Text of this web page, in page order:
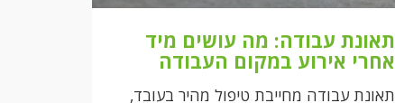
תאונת עבודה: מה עושים מיד
אחרי אירוע במקום העבודה
תאונת עבודה מחייבת טיפול מהיר בעובד,